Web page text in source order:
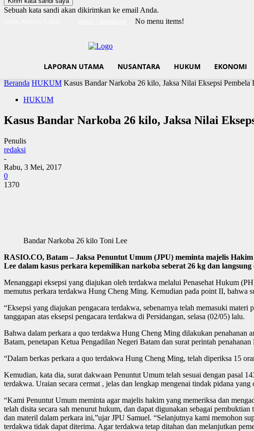
Sebuah kata sandi akan dikirimkan ke email Anda.
No menu items!
LAPORAN UTAMA NUSANTARA HUKUM EKONOMI
Beranda HUKUM Kasus Bandar Narkoba 26 kilo, Jaksa Nilai Eksepsi Pembela
HUKUM
Kasus Bandar Narkoba 26 kilo, Jaksa Nilai
Penulis
redaksi
-
Rabu, 3 Mei, 2017
0
1370
Bandar Narkoba 26 kilo Toni Lee
RASIO.CO, Batam – Jaksa Penuntut Umum (JPU) meminta majelis
Lee dalam kasus perkara kepemilikan narkoba seberat 26 kg dan
Menanggapi eksepsi yang diajukan oleh terdakwa melalui Penasehat Hukum
memutus perkara terdakwa Hung Cheng Ming. Kemudian pada point II, bahwa
“Eksepsi yang diajukan pengacara terdakwa, sebenarnya telah memasuki
tanggapan atas eksepsi pengacara terdakwa di Persidangan, selasa (02/05) lalu.
Bahwa dalam perkara a quo terdakwa Hung Cheng Ming dilakukan penahanan
Batam, penetapan Ketua Pengadilan Negeri Batam dan surat perintah
“Dalam berkas perkara a quo terdakwa Hung Cheng Ming, telah diperiksa 15
Kemudian, kata dia, surat dakwaan Penuntut Umum telah sesuai dengan pasal
terdakwa. Uraian secara cermat , jelas dan lengkap mengenai tindak pidana
“Kami Penuntut Umum meminta agar majelis hakim yang memeriksa dan
telah disita secara sah menurut hukum, dan dapat digunakan sebagai
dan materil dalam perkara ini,”ujar JPU Samuel. “Selanjutnya kami memohon
terdakwa tidak dapat diterima. Agar terdakwa tetap ditahan dan melanjutkan